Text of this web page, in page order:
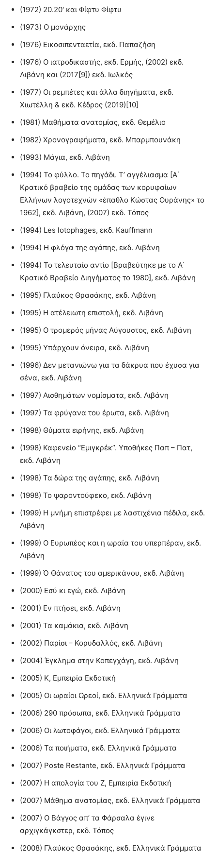
(1972) 20.20′ και Φίφτυ Φίφτυ
(1973) Ο μονάρχης
(1976) Εικοσιπενταετία, εκδ. Παπαζήση
(1976) Ο ιατροδικαστής, εκδ. Ερμής, (2002) εκδ.
Λιβάνη και (2017[9]) εκδ. Ιωλκός
(1977) Οι ρεμπέτες και άλλα διηγήματα, εκδ.
Χιωτέλλη & εκδ. Κέδρος (2019)[10]
(1981) Μαθήματα ανατομίας, εκδ. Θεμέλιο
(1982) Χρονογραφήματα, εκδ. Μπαρμπουνάκη
(1993) Μάγια, εκδ. Λιβάνη
(1994) Το φύλλο. Το πηγάδι. Τ’ αγγέλιασμα [Α΄
Κρατικό βραβείο της ομάδας των κορυφαίων
Ελλήνων λογοτεχνών «έπαθλο Κώστας Ουράνης» το
1962], εκδ. Λιβάνη, (2007) εκδ. Τόπος
(1994) Les lotophages, εκδ. Kauffmann
(1994) Η φλόγα της αγάπης, εκδ. Λιβάνη
(1994) Το τελευταίο αντίο [Βραβεύτηκε με το Α΄
Κρατικό Βραβείο Διηγήματος το 1980], εκδ. Λιβάνη
(1995) Γλαύκος Θρασάκης, εκδ. Λιβάνη
(1995) Η ατέλειωτη επιστολή, εκδ. Λιβάνη
(1995) Ο τρομερός μήνας Αύγουστος, εκδ. Λιβάνη
(1995) Υπάρχουν όνειρα, εκδ. Λιβάνη
(1996) Δεν μετανιώνω για τα δάκρυα που έχυσα για
σένα, εκδ. Λιβάνη
(1997) Αισθημάτων νομίσματα, εκδ. Λιβάνη
(1997) Τα φρύγανα του έρωτα, εκδ. Λιβάνη
(1998) Θύματα ειρήνης, εκδ. Λιβάνη
(1998) Καφενείο “Εμιγκρέκ”. Υποθήκες Παπ – Πατ,
εκδ. Λιβάνη
(1998) Τα δώρα της αγάπης, εκδ. Λιβάνη
(1998) Το ψαροντούφεκο, εκδ. Λιβάνη
(1999) Η μνήμη επιστρέφει με λαστιχένια πέδιλα, εκδ.
Λιβάνη
(1999) Ο Ευρωπέος και η ωραία του υπερπέραν, εκδ.
Λιβάνη
(1999) Ό Θάνατος του αμερικάνου, εκδ. Λιβάνη
(2000) Εσύ κι εγώ, εκδ. Λιβάνη
(2001) Εν πτήσει, εκδ. Λιβάνη
(2001) Τα καμάκια, εκδ. Λιβάνη
(2002) Παρίσι – Κορυδαλλός, εκδ. Λιβάνη
(2004) Έγκλημα στην Κοπεγχάγη, εκδ. Λιβάνη
(2005) Κ, Εμπειρία Εκδοτική
(2005) Οι ωραίοι Ωρεοί, εκδ. Ελληνικά Γράμματα
(2006) 290 πρόσωπα, εκδ. Ελληνικά Γράμματα
(2006) Οι λωτοφάγοι, εκδ. Ελληνικά Γράμματα
(2006) Τα ποιήματα, εκδ. Ελληνικά Γράμματα
(2007) Poste Restante, εκδ. Ελληνικά Γράμματα
(2007) Η απολογία του Ζ, Εμπειρία Εκδοτική
(2007) Μάθημα ανατομίας, εκδ. Ελληνικά Γράμματα
(2007) Ο Βάγγος απ’ τα Φάρσαλα έγινε
αρχιγκάγκστερ, εκδ. Τόπος
(2008) Γλαύκος Θρασάκης, εκδ. Ελληνικά Γράμματα